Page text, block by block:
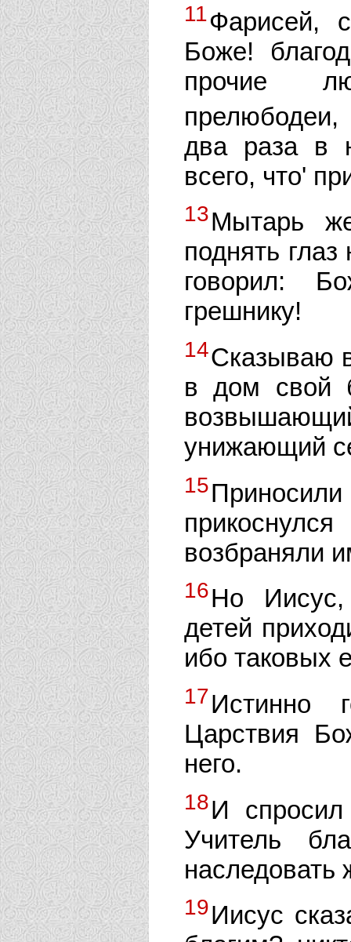
11Фарисей,
Боже!
прочие
два раза в
всего, что'
13Мытарь
поднять
говорил:
грешнику!
14Сказываю
в дом свой
унижающий
15
возбраняли
16Но Иисус,
детей
ибо таковых
17Истинно
Царствия
него.
18И спросил
Учитель
наследовать
19Иисус